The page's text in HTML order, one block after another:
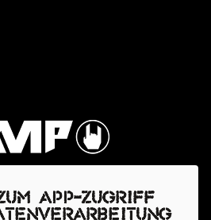
App-Zugriff